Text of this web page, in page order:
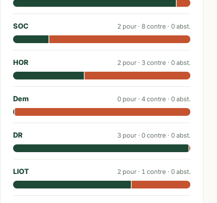
SOC 2 pour · 8contre · 0abst.
HOR 2 pour · 3contre · 0abst.
Dem 0 pour · 4contre · 0abst.
DR 3 pour · 0contre · 0abst.
LIOT 2 pour · 1 contre · 0abst.